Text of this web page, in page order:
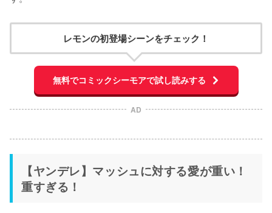
レモンの初登場シーンをチェック！
無料でコミックシーモアで試し読みする
AD
【ヤンデレ】マッシュに対する愛が重い！
重すぎる！